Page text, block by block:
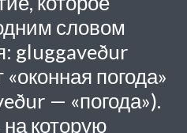
словом
gluggaveður
погода»
— «погода»).
на которую